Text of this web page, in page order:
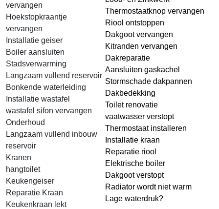
vervangen
Hoekstopkraantje
vervangen
Installatie geiser
Boiler aansluiten
Stadsverwarming
Langzaam vullend reservoir
Bonkende waterleiding
Installatie wastafel
wastafel sifon vervangen
Onderhoud
Langzaam vullend inbouw
reservoir
Kranen
hangtoilet
Keukengeiser
Reparatie Kraan
Keukenkraan lekt
Thermostaatknop vervangen
Riool ontstoppen
Dakgoot vervangen
Kitranden vervangen
Dakreparatie
Aansluiten gaskachel
Stormschade dakpannen
Dakbedekking
Toilet renovatie
vaatwasser verstopt
Thermostaat installeren
Installatie kraan
Reparatie riool
Elektrische boiler
Dakgoot verstopt
Radiator wordt niet warm
Lage waterdruk?